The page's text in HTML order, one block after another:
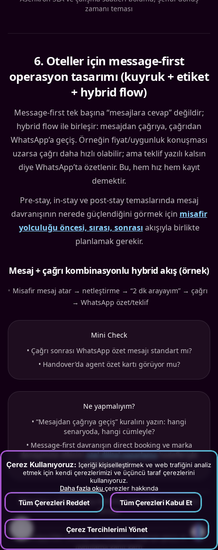
Çerez Kullanıyoruz: İçeriği kişiselleştirmek ve web trafiğini analiz
etmek için kendi çerezlerimizi ve üçüncü taraf çerezlerini
kullanıyoruz.
Daha fazla oku çerezler hakkında
Tüm Çerezleri Reddet Tüm Çerezleri Kabul Et
Çerez Tercihlerimi Yönet
zamanı teması
6. Oteller için message-first
operasyon tasarımı (kuyruk + etiket
+ hybrid flow)
Message-first tek başına “mesajlara cevap” değildir;
hybrid flow ile birleşir: mesajdan çağrıya, çağrıdan
WhatsApp’a geçiş. Örneğin fiyat/uygunluk konuşması
uzarsa çağrı daha hızlı olabilir; ama teklif yazılı kalsın
diye WhatsApp’ta özetlenir. Bu, hem hız hem kayıt
demektir.
Pre-stay, in-stay ve post-stay temaslarında mesaj
davranışının nerede güçlendiğini görmek için misafir
yolculuğu öncesi, sırası, sonrası akışıyla birlikte
planlamak gerekir.
Mesaj + çağrı kombinasyonlu hybrid akış (örnek)
• Misafir mesaj atar → netleştirme → “2 dk arayayım” → çağrı
→ WhatsApp özet/teklif
Mini Check
• Çağrı sonrası WhatsApp özet mesajı standart mı?
• Handover’da agent özet kartı görüyor mu?
Ne yapmalıyım?
• “Mesajdan çağrıya geçiş” kuralını yazın: hangi
senaryoda, hangi cümleyle?
• Message-first davranışın direct booking ve marka
otel dijital pazarlama
birlikte okuyun.
Mesajdan çağrıya geçiş bölümü, hybrid flow senaryosu
teması
WhatsApp/DM mockup ve mesajdan çağrıya geçiş örneği,
uygulama kanıt kartı
?